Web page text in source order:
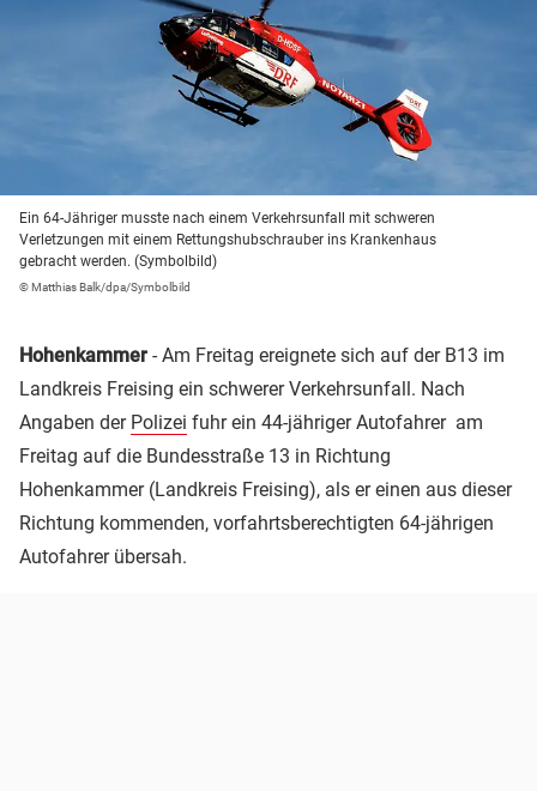
Ein 64-Jähriger musste nach einem Verkehrsunfall mit schweren
Verletzungen mit einem Rettungshubschrauber ins Krankenhaus
gebracht werden. (Symbolbild)
© Matthias Balk/dpa/Symbolbild
Hohenkammer - Am Freitag ereignete sich auf der B13 im
Landkreis Freising ein schwerer Verkehrsunfall. Nach
Angaben der Polizei fuhr ein 44-jähriger Autofahrer am
Freitag auf die Bundesstraße 13 in Richtung
Hohenkammer (Landkreis Freising), als er einen aus dieser
Richtung kommenden, vorfahrtsberechtigten 64-jährigen
Autofahrer übersah.